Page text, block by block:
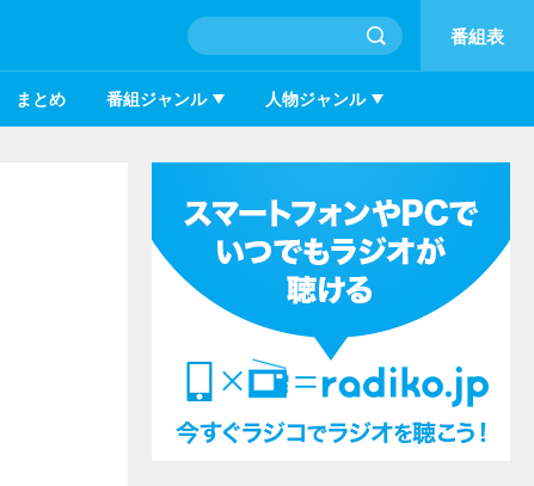
番組表
まとめ 番組ジャンル 人物ジャンル